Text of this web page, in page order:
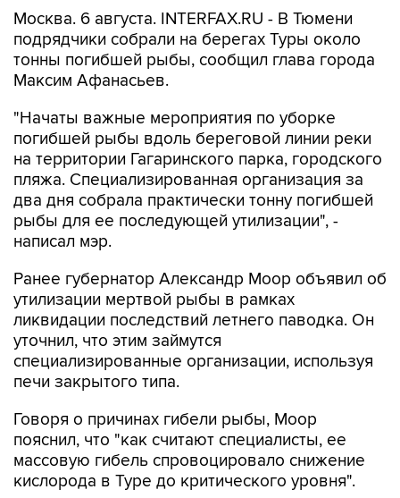
Москва. 6 августа. INTERFAX.RU - В Тюмени
подрядчики собрали на берегах Туры около
тонны погибшей рыбы, сообщил глава города
Максим Афанасьев.
"Начаты важные мероприятия по уборке
погибшей рыбы вдоль береговой линии реки
на территории Гагаринского парка, городского
пляжа. Специализированная организация за
два дня собрала практически тонну погибшей
рыбы для ее последующей утилизации", -
написал мэр.
Ранее губернатор Александр Моор объявил об
утилизации мертвой рыбы в рамках
ликвидации последствий летнего паводка. Он
уточнил, что этим займутся
специализированные организации, используя
печи закрытого типа.
Говоря о причинах гибели рыбы, Моор
пояснил, что "как считают специалисты, ее
массовую гибель спровоцировало снижение
кислорода в Туре до критического уровня".